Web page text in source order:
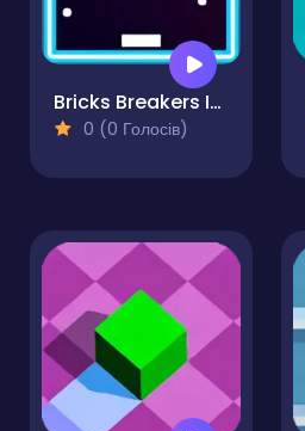
Bricks Breakers Infinity
0 (0 Голосів)